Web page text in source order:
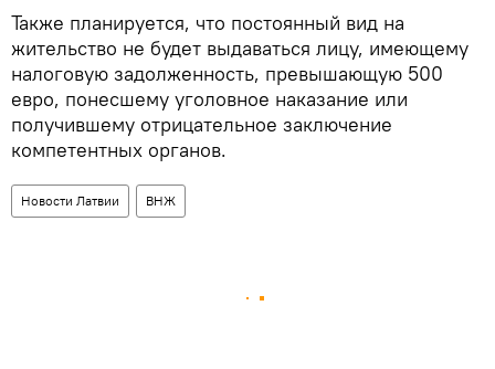
Также планируется, что постоянный вид на
жительство не будет выдаваться лицу, имеющему
налоговую задолженность, превышающую 500
евро, понесшему уголовное наказание или
получившему отрицательное заключение
компетентных органов.
Новости Латвии ВНЖ